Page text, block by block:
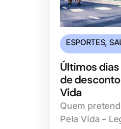
ESPORTES,
Últimos
de
Vida
Quem
Pela Vida –